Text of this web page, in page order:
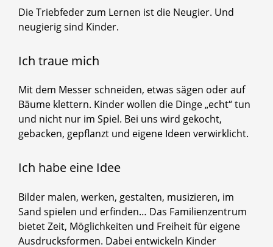
Die Triebfeder zum Lernen ist die Neugier. Und
neugierig sind Kinder.
Ich traue mich
Mit dem Messer schneiden, etwas sägen oder auf
Bäume klettern. Kinder wollen die Dinge „echt“ tun
und nicht nur im Spiel. Bei uns wird gekocht,
gebacken, gepflanzt und eigene Ideen verwirklicht.
Ich habe eine Idee
Bilder malen, werken, gestalten, musizieren, im
Sand spielen und erfinden… Das Familienzentrum
bietet Zeit, Möglichkeiten und Freiheit für eigene
Ausdrucksformen. Dabei entwickeln Kinder